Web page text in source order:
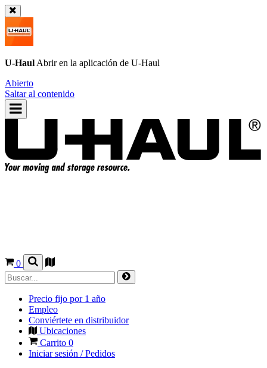
U-Haul Abrir en la aplicación de U-Haul
Abierto
Saltar al contenido
0
Precio fijo por 1 año
Empleo
Conviértete en distribuidor
Ubicaciones
Carrito 0
Iniciar sesión / Pedidos